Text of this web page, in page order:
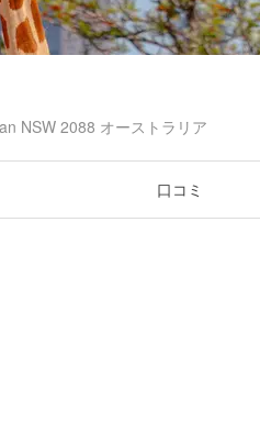
NSW 2088 オーストラリア
口コミ